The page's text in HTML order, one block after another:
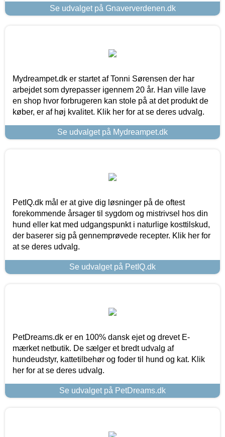
Se udvalget på Gnaververdenen.dk
Mydreampet.dk er startet af Tonni Sørensen der har
arbejdet som dyrepasser igennem 20 år. Han ville lave
en shop hvor forbrugeren kan stole på at det produkt de
køber, er af høj kvalitet. Klik her for at se deres udvalg.
Se udvalget på Mydreampet.dk
PetIQ.dk mål er at give dig løsninger på de oftest
forekommende årsager til sygdom og mistrivsel hos din
hund eller kat med udgangspunkt i naturlige kosttilskud,
der baserer sig på gennemprøvede recepter. Klik her for
at se deres udvalg.
Se udvalget på PetIQ.dk
PetDreams.dk er en 100% dansk ejet og drevet E-
mærket netbutik. De sælger et bredt udvalg af
hundeudstyr, kattetilbehør og foder til hund og kat. Klik
her for at se deres udvalg.
Se udvalget på PetDreams.dk